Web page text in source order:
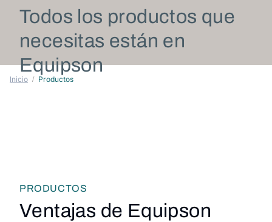
Todos los productos que
necesitas están en
Equipson
Inicio Productos
PRODUCTOS
Ventajas de Equipson